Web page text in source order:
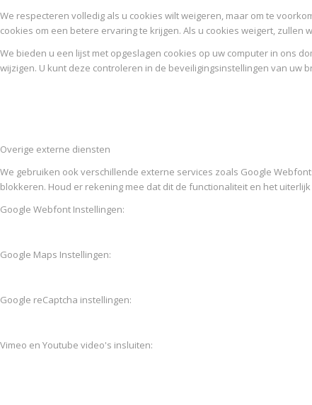
We respecteren volledig als u cookies wilt weigeren, maar om te
cookies om een betere ervaring te krijgen. Als u cookies weigert,
We bieden u een lijst met opgeslagen cookies op uw computer in ons
wijzigen. U kunt deze controleren in de beveiligingsinstellingen van uw
Overige externe diensten
We gebruiken ook verschillende externe services zoals Google
blokkeren. Houd er rekening mee dat dit de functionaliteit en het
Google Webfont Instellingen:
Google Maps Instellingen:
Google reCaptcha instellingen:
Vimeo en Youtube video's insluiten: